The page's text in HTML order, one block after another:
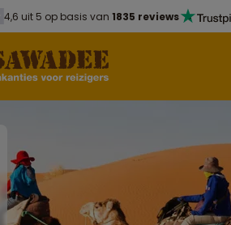
4,6 uit 5 op basis van 1835 reviews